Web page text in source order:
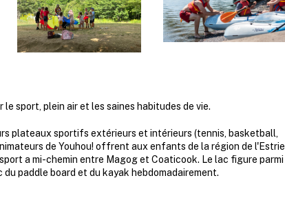
sport, plein air et les saines habitudes de vie.
plateaux sportifs extérieurs et intérieurs (tennis, basketball,
de Youhou! offrent aux enfants de la région de l'Estrie
a mi-chemin entre Magog et Coaticook. Le lac figure parmi
paddle board et du kayak hebdomadairement.